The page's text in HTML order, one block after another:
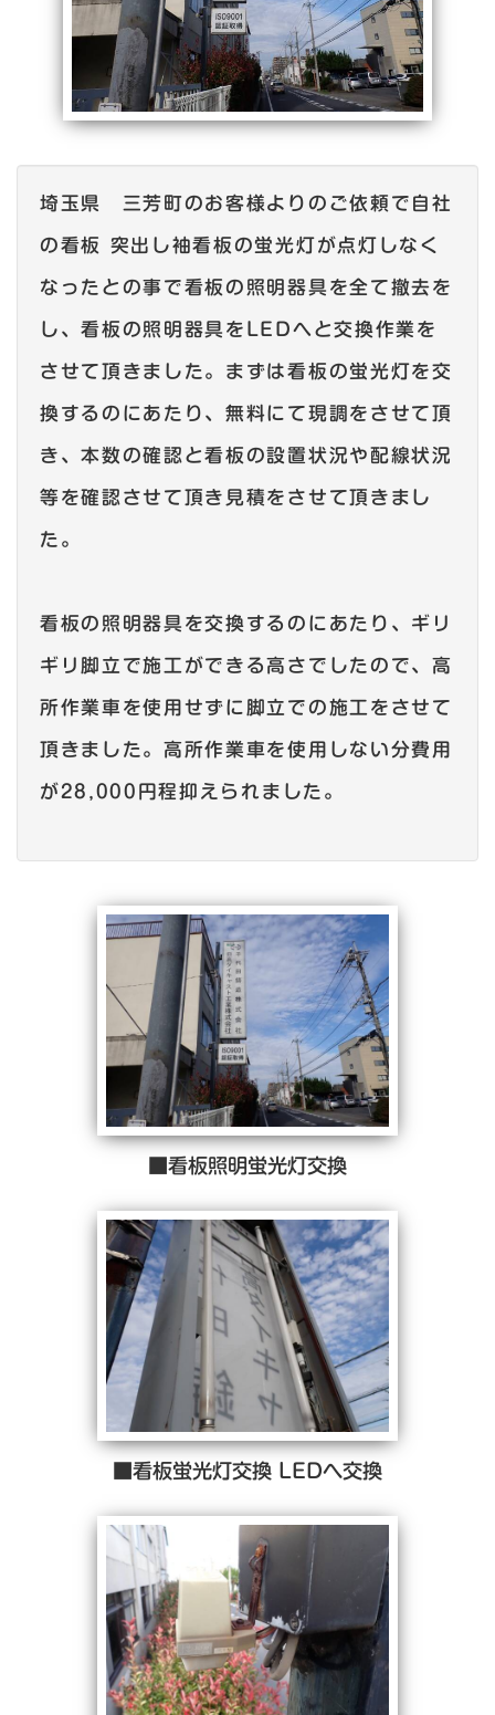
埼玉県 三芳町のお客様よりのご依頼で自社
の看板 突出し袖看板の蛍光灯が点灯しなく
なったとの事で看板の照明器具を全て撤去を
し、看板の照明器具をLEDへと交換作業を
させて頂きました。まずは看板の蛍光灯を交
換するのにあたり、無料にて現調をさせて頂
き、本数の確認と看板の設置状況や配線状況
等を確認させて頂き見積をさせて頂きまし
た。
看板の照明器具を交換するのにあたり、ギリ
ギリ脚立で施工ができる高さでしたので、高
所作業車を使用せずに脚立での施工をさせて
頂きました。高所作業車を使用しない分費用
が28,000円程抑えられました。
■看板照明蛍光灯交換
■看板蛍光灯交換 LEDへ交換